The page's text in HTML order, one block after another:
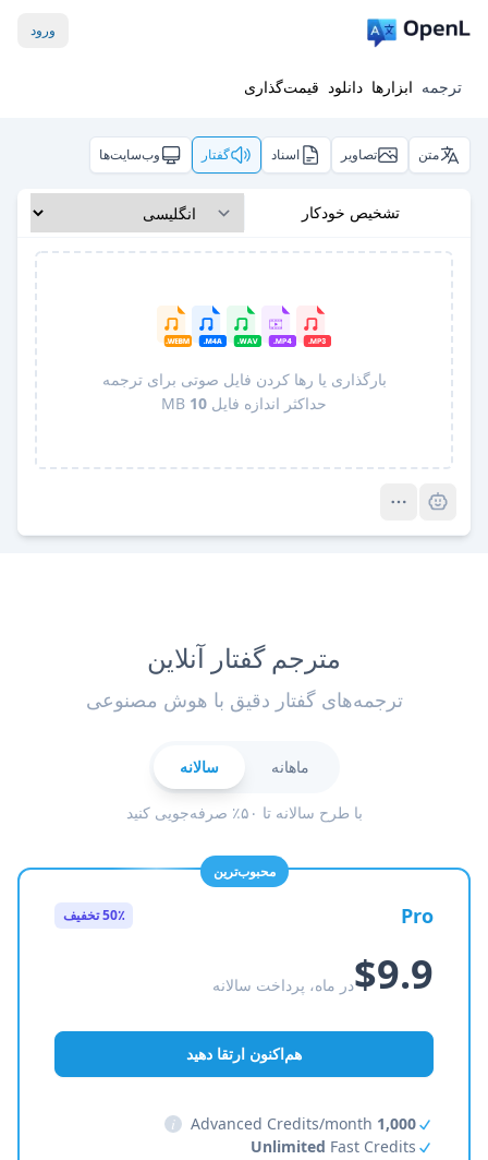
ورود
ترجمه ابزارها دانلود قیمت‌گذاری
متن تصاویر اسناد گفتار وب‌سایت‌ها
تشخیص خودکار
بارگذاری یا رها کردن فایل صوتی برای ترجمه
حداکثر اندازه فایل 10
مترجم گفتار آنلاین
ترجمه‌های گفتار دقیق با هوش مصنوعی
ماهانه سالانه
با طرح سالانه تا ۵۰٪ صرفه‌جویی کنید
محبوب‌ترین
Pro 50٪ تخفیف
$9.9در ماه، پرداخت سالانه
هم‌اکنون ارتقا دهید
1,000
i
Unlimited Fast Credits